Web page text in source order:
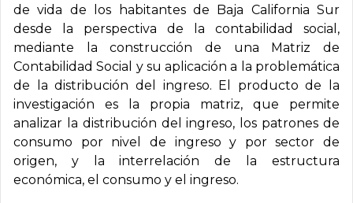
de vida de los habitantes de Baja California Sur
desde la perspectiva de la contabilidad social,
mediante la construcción de una Matriz de
Contabilidad Social y su aplicación a la problemática
de la distribución del ingreso. El producto de la
investigación es la propia matriz, que permite
analizar la distribución del ingreso, los patrones de
consumo por nivel de ingreso y por sector de
origen, y la interrelación de la estructura
económica, el consumo y el ingreso.